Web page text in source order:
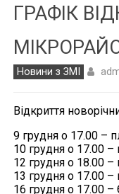
ГРАФІК
Новини з ЗМІ
Відкриття
9 грудня о 17.00 –
10 грудня о 17.00
12 грудня о 18.00 –
13 грудня о 17.00
16 грудня о 17.00